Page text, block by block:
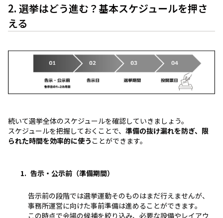
2. 選挙はどう進む？基本スケジュールを押さ
える
続いて選挙全体のスケジュールを確認していきましょう。
スケジュールを把握しておくことで、 準備の抜け漏れを防ぎ、限
られた時間を効率的に使う ことができます。
告示・公示前（準備期間）
告示前の段階では選挙運動そのものはまだ行えませんが、
事務所運営に向けた事前準備は進めることができます。
この時点で会場の候補を絞り込み、必要な設備やレイアウ